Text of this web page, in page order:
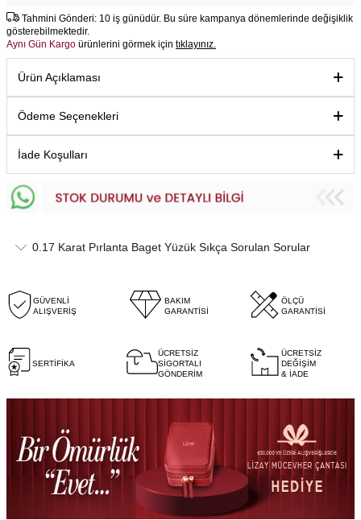
Tahmini Gönderi: 10 iş günüdür. Bu süre kampanya dönemlerinde değişiklik
gösterebilmektedir.
Aynı Gün Kargo ürünlerini görmek için tıklayınız.
Ürün Açıklaması
Ödeme Seçenekleri
İade Koşulları
0.17 Karat Pırlanta Baget Yüzük Sıkça Sorulan Sorular
GÜVENLİ
ALIŞVERİŞ
BAKIM
GARANTİSİ
ÖLÇÜ
GARANTİSİ
SERTİFİKA
ÜCRETSİZ
SİGORTALI
GÖNDERİM
ÜCRETSİZ
DEĞİŞİM
& İADE